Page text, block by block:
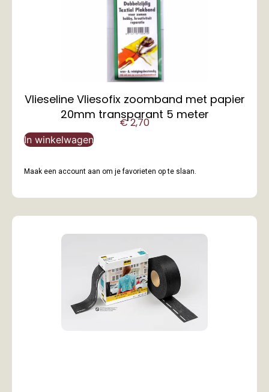
Vlieseline Vliesofix zoomband met papier
20mm transparant 5 meter
€2,70
In winkelwagen
Maak een account aan om je favorieten op te slaan.